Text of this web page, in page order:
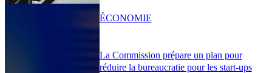
La Commission prépare un plan pour
réduire la bureaucratie pour les start-ups
ÉCONOMIE